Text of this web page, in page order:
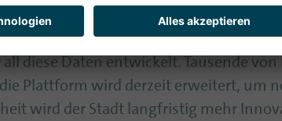
Experten als auch von Bürgern als
diese Daten entwickelt. Tausende
Plattform wird derzeit erweitert, um
wird der Stadt langfristig mehr